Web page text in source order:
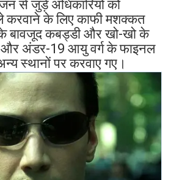
से जुड़े अधिकारियों को
करवाने के लिए काफी मशक्कत
के बावजूद कबड्डी और खो-खो के
अंडर-19 आयु वर्ग के फाइनल
स्थानों पर करवाए गए।